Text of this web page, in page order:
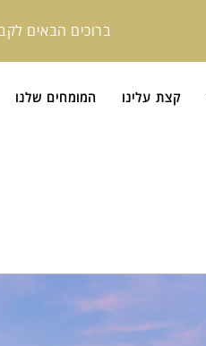
ברוכים הבאים
קצת עלינו המומחים שלנו